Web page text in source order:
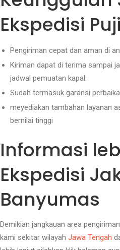
Ekspedisi
Pengiriman cepat dan aman di
Kiriman dapat di terima sampai
jadwal pemuatan kapal.
Sudah termasuk garansi
meyediakan tambahan layanan
bernilai tinggi
Informasi
Ekspedisi
Banyumas
Demikian jangkauan area
kami sekitar wilayah Jawa Tengah